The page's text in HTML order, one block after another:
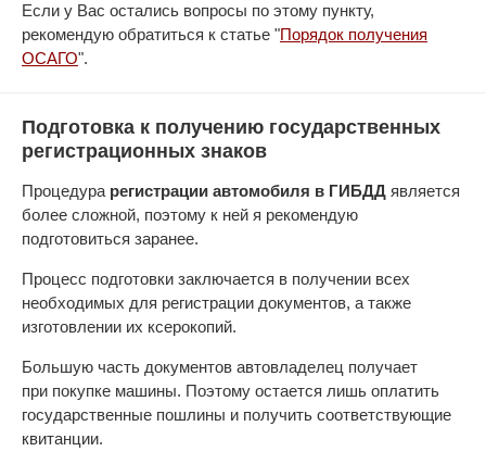
Если у Вас остались вопросы по этому пункту,
рекомендую обратиться к статье "Порядок получения
ОСАГО".
Подготовка к получению государственных
регистрационных знаков
Процедура регистрации автомобиля в ГИБДД является
более сложной, поэтому к ней я рекомендую
подготовиться заранее.
Процесс подготовки заключается в получении всех
необходимых для регистрации документов, а также
изготовлении их ксерокопий.
Большую часть документов автовладелец получает
при покупке машины. Поэтому остается лишь оплатить
государственные пошлины и получить соответствующие
квитанции.